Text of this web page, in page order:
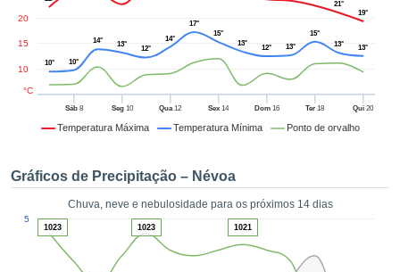
digital
fornecer-
ACEITAR
Temperatura Máxima Temperatura Mínima Ponto de orvalho
Sáb8 Seg10 Qua12 Sex 14 Dom16 Ter 18 Qui 20
10
15
20
°C
21°
19°
10° 10°
14° 13°
12°
14°
17°
15°
13°
12° 13°
15°
13°
13°
Gráficos de Precipitação – Névoa
Chuva, neve e nebulosidade para os próximos 14 dias
5
1023 1023 1021